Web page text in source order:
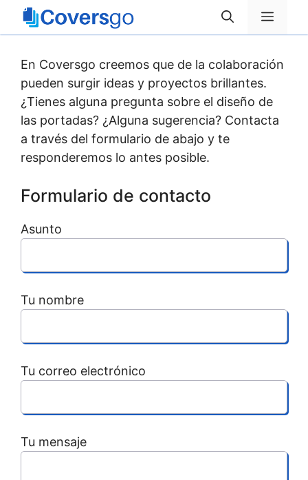
Saltar
Menú
En Coversgo creemos que de la colaboración
pueden surgir ideas y proyectos brillantes.
¿Tienes alguna pregunta sobre el diseño de
las portadas? ¿Alguna sugerencia? Contacta
a través del formulario de abajo y te
responderemos lo antes posible.
Formulario de contacto
Asunto
Tu nombre
Tu correo electrónico
Tu mensaje